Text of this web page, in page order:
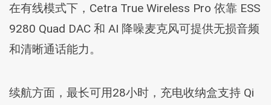
在有线模式下，Cetra True Wireless Pro 依靠 ESS
9280 Quad DAC 和 AI 降噪麦克风可提供无损音频
和清晰通话能力。
续航方面，最长可用28小时，充电收纳盒支持 Qi